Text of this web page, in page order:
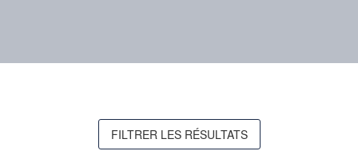
FILTRER LES RÉSULTATS